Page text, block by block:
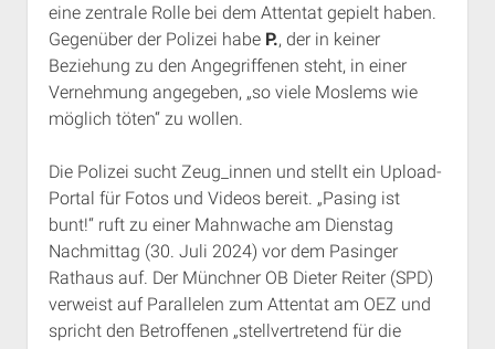
eine zentrale Rolle bei dem Attentat gepielt haben.
Gegenüber der Polizei habe P., der in keiner
Beziehung zu den Angegriffenen steht, in einer
Vernehmung angegeben, „so viele Moslems wie
möglich töten“ zu wollen.
Die Polizei sucht Zeug_innen und stellt ein Upload-
Portal für Fotos und Videos bereit. „Pasing ist
bunt!“ ruft zu einer Mahnwache am Dienstag
Nachmittag (30. Juli 2024) vor dem Pasinger
Rathaus auf. Der Münchner OB Dieter Reiter (SPD)
verweist auf Parallelen zum Attentat am OEZ und
spricht den Betroffenen „stellvertretend für die